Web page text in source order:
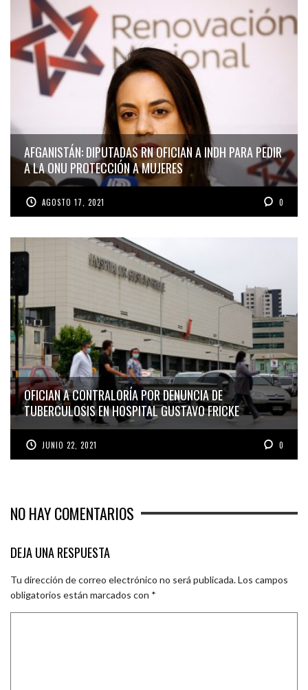
AFGANISTÁN: DIPUTADAS RN OFICIAN A INDH PARA PEDIR
A LA ONU PROTECCIÓN A MUJERES
AGOSTO 17, 2021 0
OFICIAN A CONTRALORÍA POR DENUNCIA DE
TUBERCULOSIS EN HOSPITAL GUSTAVO FRICKE
JUNIO 22, 2021 0
NO HAY COMENTARIOS
DEJA UNA RESPUESTA
Tu dirección de correo electrónico no será publicada.Los campos
obligatorios están marcados con *